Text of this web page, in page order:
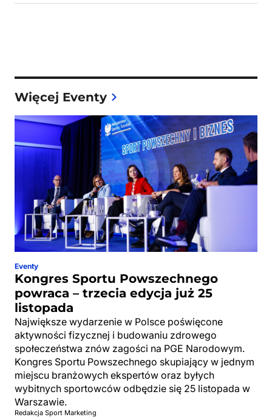
Więcej Eventy
Eventy
Kongres Sportu Powszechnego
powraca – trzecia edycja już 25
listopada
Największe wydarzenie w Polsce poświęcone
aktywności fizycznej i budowaniu zdrowego
społeczeństwa znów zagości na PGE Narodowym.
Kongres Sportu Powszechnego skupiający w jednym
miejscu branżowych ekspertów oraz byłych
wybitnych sportowców odbędzie się 25 listopada w
Warszawie.
Redakcja Sport Marketing